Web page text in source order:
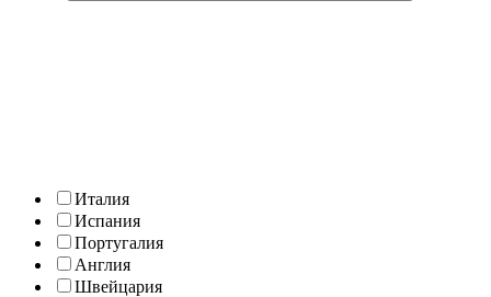
Италия
Испания
Португалия
Англия
Швейцария